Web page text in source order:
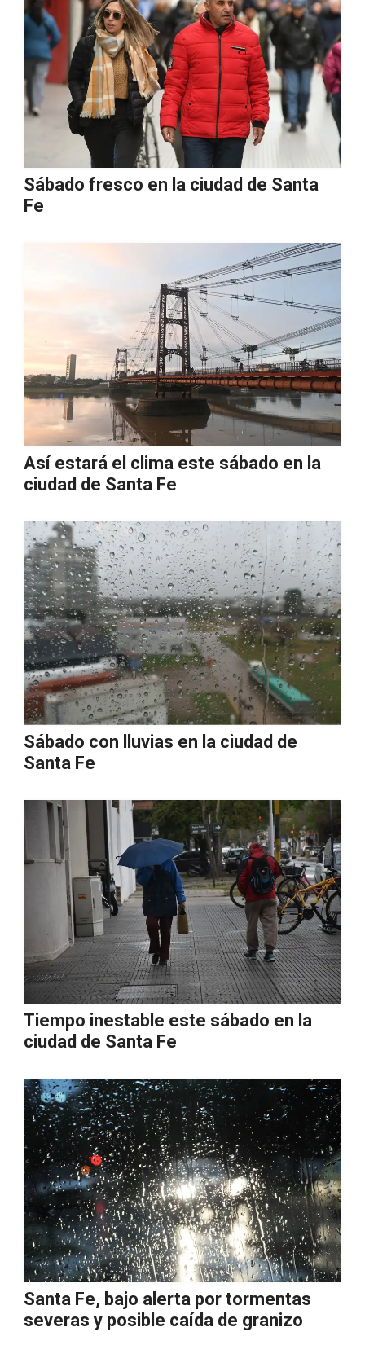
Sábado fresco en la ciudad de Santa
Fe
Así estará el clima este sábado en la
ciudad de Santa Fe
Sábado con lluvias en la ciudad de
Santa Fe
Tiempo inestable este sábado en la
ciudad de Santa Fe
Santa Fe, bajo alerta por tormentas
severas y posible caída de granizo